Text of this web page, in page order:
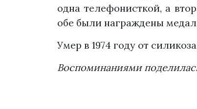
одна телефонисткой, а
обе были награждены
Умер в 1974 году от
Воспоминаниями